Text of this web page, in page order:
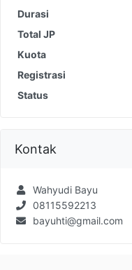
Durasi
Total JP
Kuota
Registrasi
Status
Kontak
Wahyudi Bayu
08115592213
bayuhti@gmail.com